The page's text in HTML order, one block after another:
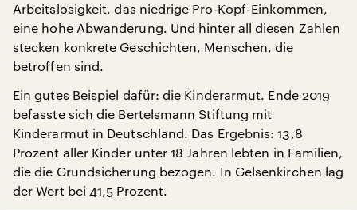
Arbeitslosigkeit, das niedrige Pro-Kopf-Einkommen,
eine hohe Abwanderung. Und hinter all diesen Zahlen
stecken konkrete Geschichten, Menschen, die
betroffen sind.
Ein gutes Beispiel dafür: die Kinderarmut. Ende 2019
befasste sich die Bertelsmann Stiftung mit
Kinderarmut in Deutschland. Das Ergebnis: 13,8
Prozent aller Kinder unter 18 Jahren lebten in Familien,
die die Grundsicherung bezogen. In Gelsenkirchen lag
der Wert bei 41,5 Prozent.